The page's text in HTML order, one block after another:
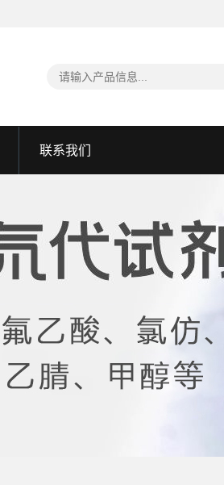
联系我们